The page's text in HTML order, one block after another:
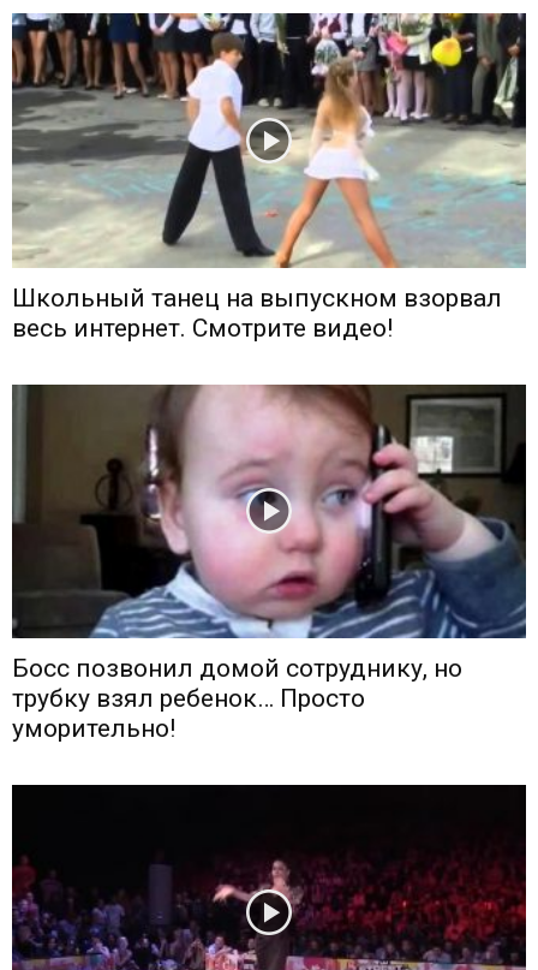
Школьный танец на выпускном взорвал
весь интернет. Смотрите видео!
Босс позвонил домой сотруднику, но
трубку взял ребенок… Просто
уморительно!